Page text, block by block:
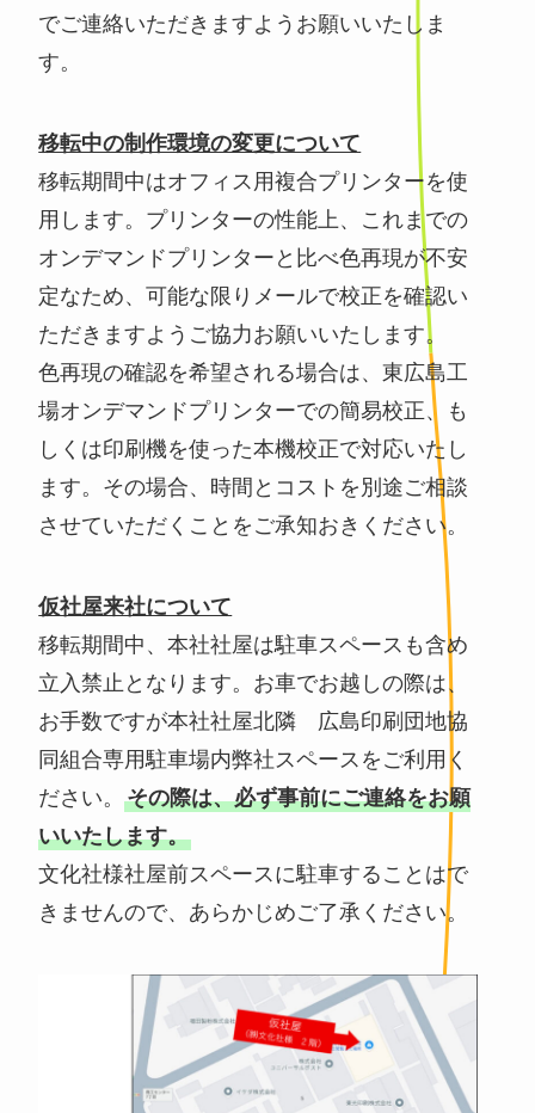
でご連絡いただきますようお願いいたしま
す。
移転中の制作環境の変更について
移転期間中はオフィス用複合プリンターを使
用します。プリンターの性能上、これまでの
オンデマンドプリンターと比べ色再現が不安
定なため、可能な限りメールで校正を確認い
ただきますようご協力お願いいたします。
色再現の確認を希望される場合は、東広島工
場オンデマンドプリンターでの簡易校正、も
しくは印刷機を使った本機校正で対応いたし
ます。その場合、時間とコストを別途ご相談
させていただくことをご承知おきください。
仮社屋来社について
移転期間中、本社社屋は駐車スペースも含め
立入禁止となります。お車でお越しの際は、
お手数ですが本社社屋北隣 広島印刷団地協
同組合専用駐車場内弊社スペースをご利用く
ださい。その際は、必ず事前にご連絡をお願
いいたします。
文化社様社屋前スペースに駐車することはで
きませんので、あらかじめご了承ください。